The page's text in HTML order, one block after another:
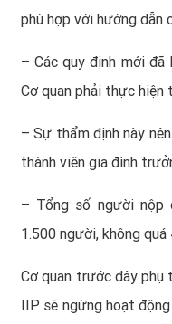
phù hợp với hướng dẫn
– Các quy định mới
Cơ quan phải thực hiện
– Sự thẩm định này
thành viên gia đình
– Tổng số người nộp
1.500 người, không
Cơ quan trước đây phụ
IIP sẽ ngừng hoạt